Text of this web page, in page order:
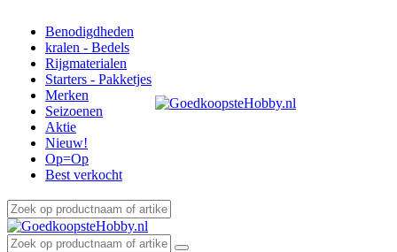
Benodigdheden
kralen - Bedels
Rijgmaterialen
Starters - Pakketjes
Merken
Seizoenen
Aktie
Nieuw!
Op=Op
Best verkocht